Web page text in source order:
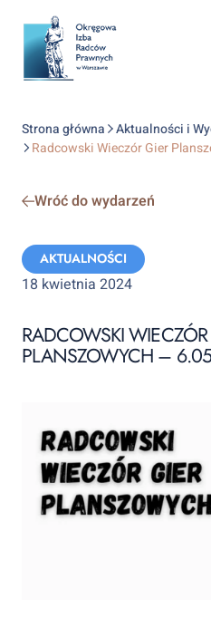
Strona główna
Aktualności i
Radcowski Wieczór Gier
Wróć do wydarzeń
Categories:
AKTUALNOŚCI
18 kwietnia 2024
RADCOWSKI
PLANSZOWYCH –